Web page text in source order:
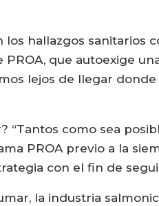
los hallazgos sanitarios
que autoexige
lejos de llegar
“Tantos como sea
PROA previo a la
con el fin de
la industria